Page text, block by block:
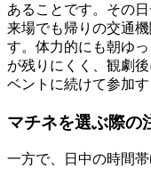
あることです。その
来場でも帰りの交通
す。体力的にも朝ゆ
が残りにくく、観劇
ベントに続けて参加
マチネを選ぶ際の
一方で、日中の時間